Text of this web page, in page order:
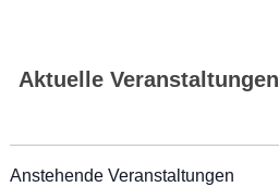
Aktuelle Veranstaltungen
Anstehende Veranstaltungen